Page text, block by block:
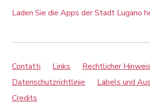
Laden Sie die Apps der Stadt Lugano
Contatti Links
Rechtlicher Hinweis
Datenschutzrichtlinie
Labels und
Credits